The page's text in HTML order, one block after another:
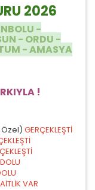
2026
-
- ORDU -
- AMASYA
!
Özel) GERÇEKLEŞTİ
DOLU
VAR